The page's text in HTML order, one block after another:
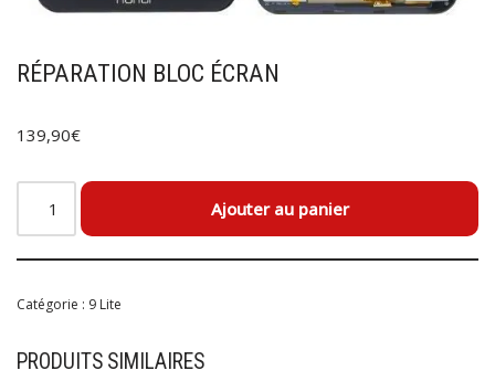
RÉPARATION BLOC ÉCRAN
139,90€
Ajouter au panier
Catégorie : 9 Lite
PRODUITS SIMILAIRES